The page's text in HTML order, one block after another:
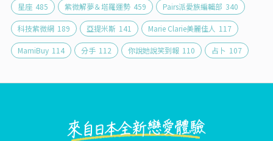
星座 485 紫微解夢＆塔羅運勢 459 Pairs派愛族編輯部 340
科技紫微網 189 亞提米斯 141 Marie Clarie美麗佳人 117
MamiBuy 114 分手 112 你說她說笑到報 110 占卜 107